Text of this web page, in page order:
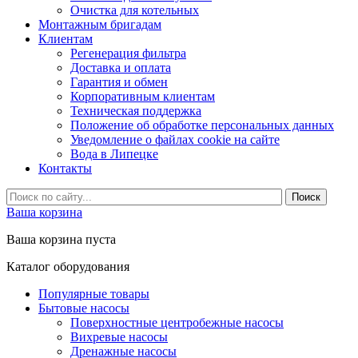
Очистка для котельных
Монтажным бригадам
Клиентам
Регенерация фильтра
Доставка и оплата
Гарантия и обмен
Корпоративным клиентам
Техническая поддержка
Положение об обработке персональных данных
Уведомление о файлах cookie на сайте
Вода в Липецке
Контакты
Ваша корзина
Ваша корзина пуста
Каталог оборудования
Популярные товары
Бытовые насосы
Поверхностные центробежные насосы
Вихревые насосы
Дренажные насосы